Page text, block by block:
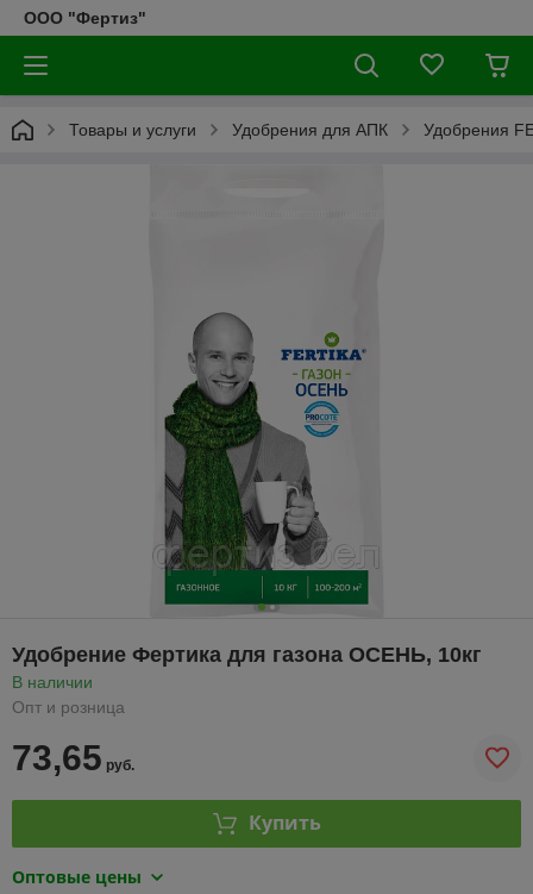
ООО "Фертиз"
Товары и услуги Удобрения для АПК Удобрения
Удобрение Фертика для газона ОСЕНЬ, 10кг
В наличии
Опт и розница
73,65 руб.
Купить
Оптовые цены